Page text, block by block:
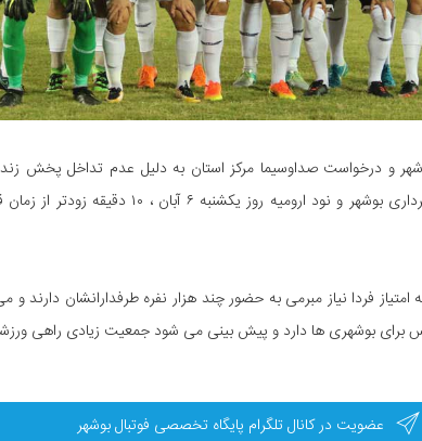
و درخواست صداوسیما مرکز استان به دلیل عدم تداخل پخش
فردا نیاز مبرمی به حضور چند هزار نفره طرفدارانشان دارند و
برای بوشهری ها دارد و پیش بینی می شود جمعیت زیادی راهی
عضویت در کانال تلگرام پایگاه تخصصی فوتبال بوشهر